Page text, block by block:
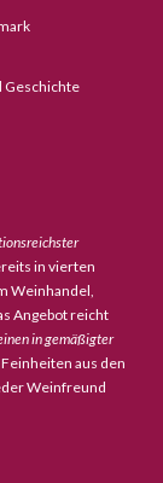
Geschichte
in vierten
Weinhandel,
Angebot reicht
in gemäßigter
aus den
Weinfreund